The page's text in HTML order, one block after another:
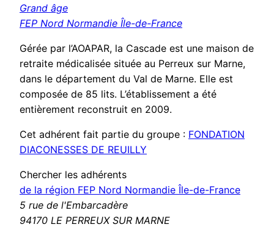
Grand âge
FEP Nord Normandie Île-de-France
Gérée par l’AOAPAR, la Cascade est une maison de
retraite médicalisée située au Perreux sur Marne,
dans le département du Val de Marne. Elle est
composée de 85 lits. L’établissement a été
entièrement reconstruit en 2009.
Cet adhérent fait partie du groupe : FONDATION
DIACONESSES DE REUILLY
Chercher les adhérents
de la région FEP Nord Normandie Île-de-France
5 rue de l'Embarcadère
94170 LE PERREUX SUR MARNE